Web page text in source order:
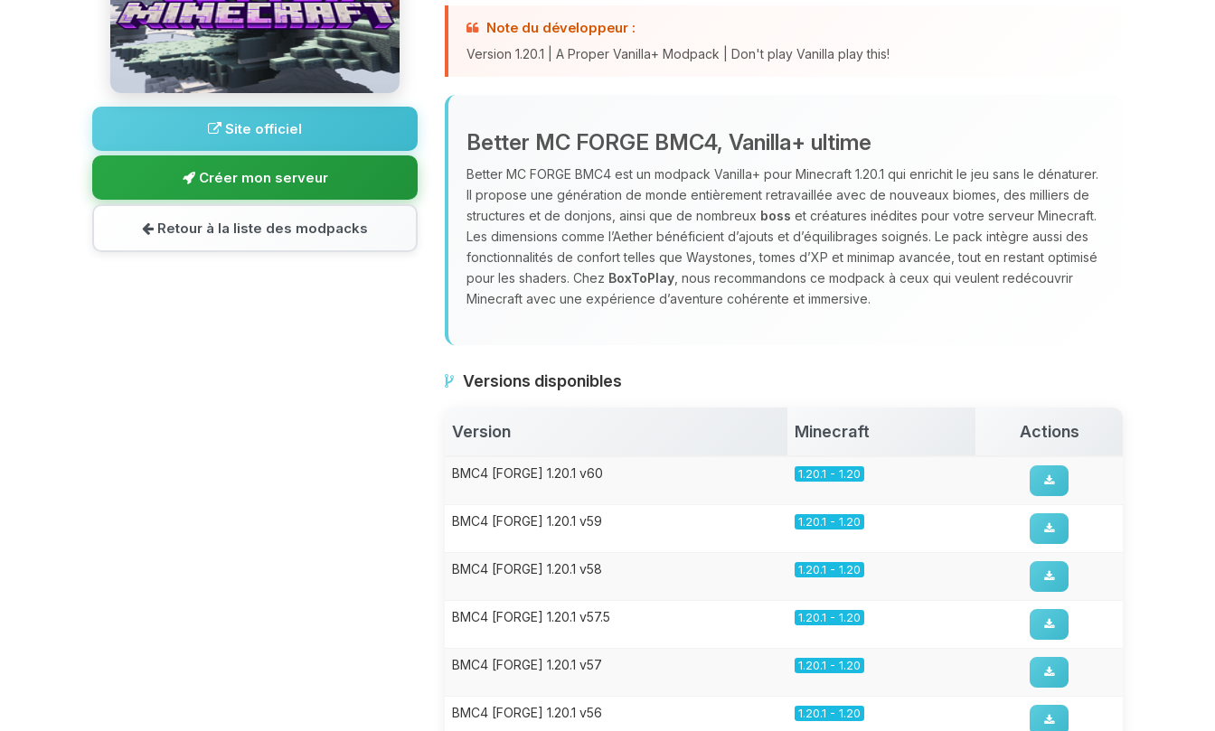
Site officiel
Créer mon serveur
Retour à la liste des modpacks
Note du développeur :
Version 1.20.1 | A Proper Vanilla+ Modpack | Don't play Vanilla play this!
Better MC FORGE BMC4, Vanilla+ ultime
Better MC FORGE BMC4 est un modpack Vanilla+ pour Minecraft 1.20.1 qui enrichit le jeu sans le dénaturer.
Il propose une génération de monde entièrement retravaillée avec de nouveaux biomes, des milliers de
structures et de donjons, ainsi que de nombreux boss et créatures inédites pour votre serveur Minecraft.
Les dimensions comme l’Aether bénéficient d’ajouts et d’équilibrages soignés. Le pack intègre aussi des
fonctionnalités de confort telles que Waystones, tomes d’XP et minimap avancée, tout en restant optimisé
pour les shaders. Chez BoxToPlay , nous recommandons ce modpack à ceux qui veulent redécouvrir
Minecraft avec une expérience d’aventure cohérente et immersive.
Versions disponibles
Version Minecraft Actions
BMC4 [FORGE] 1.20.1 v60 1.20.1 - 1.20
BMC4 [FORGE] 1.20.1 v59 1.20.1 - 1.20
BMC4 [FORGE] 1.20.1 v58 1.20.1 - 1.20
BMC4 [FORGE] 1.20.1 v57.5 1.20.1 - 1.20
BMC4 [FORGE] 1.20.1 v57 1.20.1 - 1.20
BMC4 [FORGE] 1.20.1 v56 1.20.1 - 1.20